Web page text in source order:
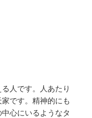
人です。人あたり
です。精神的にも
心にいるようなタ